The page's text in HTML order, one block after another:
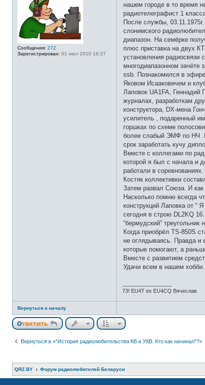
с
е
т
и
Сообщения: 272
Зарегистрирован: 01 июл 2010 16:27
нашем городе в то время
радиотелеграфист 1 класса
После службы,
слонимского
диапазон. На семёрке
плюс приставка на двух
установления радиосвязи
многодиапазонном зачёте
ssb. Познакомился в
Яковом Исааковичем и
Лаповок UA1FA, Геннадий
журналах, разработкам
конструктора, DX-мена
усилитель , подаренный
горшках по схеме
более слабый ЭМФ по НЧ
срок заработать кучу
Вместе с коллегами по
которой я был с начала и
работали в
Костяк коллективки
Затем развал Союза. И как
Насколько помню всегда
конструкций Лаповка от “
сегодня в строю DL2KQ
“бермудский” треугольник
Когда приобрёл TS-850S
не оглядываясь. Правда и
которые помогают, а
Вместе с развитием
Удачи всем в нашем
73! EU4T ex EU4CQ Вячеслав
Вернуться к началу
Ответить
Вернуться в «"История радиолюбительства КВ и УКВ. Кто как начинал"?»
QRZ.BY Форум радиолюбителей Беларуси